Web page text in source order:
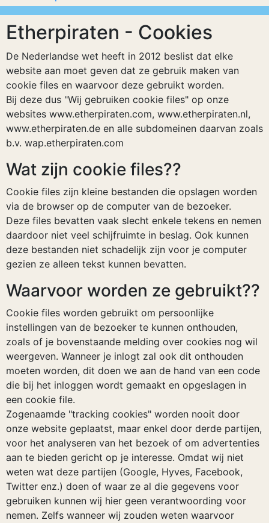
Etherpiraten - Cookies
De Nederlandse wet heeft in 2012 beslist dat elke
website aan moet geven dat ze gebruik maken van
cookie files en waarvoor deze gebruikt worden.
Bij deze dus "Wij gebruiken cookie files" op onze
websites www.etherpiraten.com, www.etherpiraten.nl,
www.etherpiraten.de en alle subdomeinen daarvan zoals
b.v. wap.etherpiraten.com
Wat zijn cookie files??
Cookie files zijn kleine bestanden die opslagen worden
via de browser op de computer van de bezoeker.
Deze files bevatten vaak slecht enkele tekens en nemen
daardoor niet veel schijfruimte in beslag. Ook kunnen
deze bestanden niet schadelijk zijn voor je computer
gezien ze alleen tekst kunnen bevatten.
Waarvoor worden ze gebruikt??
Cookie files worden gebruikt om persoonlijke
instellingen van de bezoeker te kunnen onthouden,
zoals of je bovenstaande melding over cookies nog wil
weergeven. Wanneer je inlogt zal ook dit onthouden
moeten worden, dit doen we aan de hand van een code
die bij het inloggen wordt gemaakt en opgeslagen in
een cookie file.
Zogenaamde "tracking cookies" worden nooit door
onze website geplaatst, maar enkel door derde partijen,
voor het analyseren van het bezoek of om advertenties
aan te bieden gericht op je interesse. Omdat wij niet
weten wat deze partijen (Google, Hyves, Facebook,
Twitter enz.) doen of waar ze al die gegevens voor
gebruiken kunnen wij hier geen verantwoording voor
nemen. Zelfs wanneer wij zouden weten waarvoor